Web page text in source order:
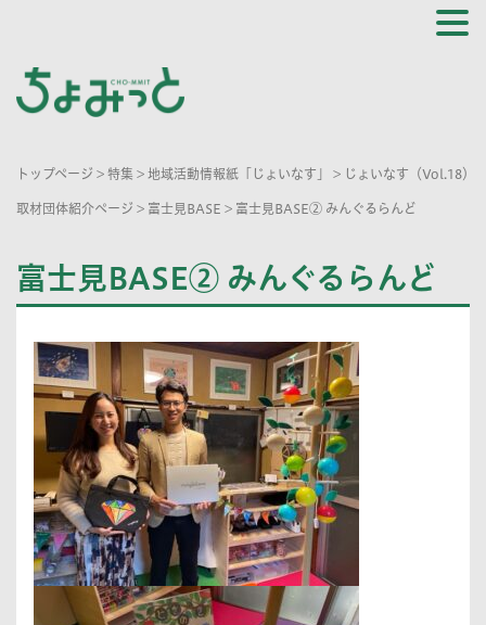
トップページ > 特集 > 地域活動情報紙「じょいなす」 > じょいなす（Vol.18）
取材団体紹介ページ > 富士見BASE > 富士見BASE② みんぐるらんど
富士見BASE② みんぐるらんど